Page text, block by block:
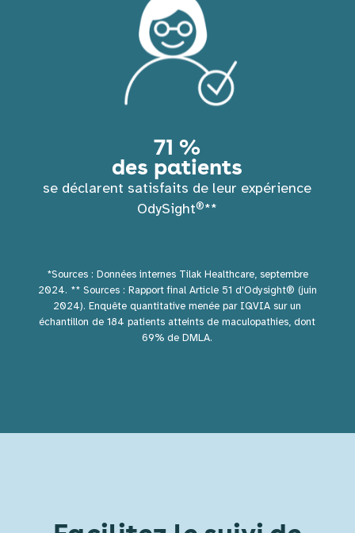
71 %
des patients
se déclarent satisfaits de leur expérience
OdySight®**
*Sources : Données internes Tilak Healthcare, septembre
2024. ** Sources : Rapport final Article 51 d'Odysight® (juin
2024). Enquête quantitative menée par IQVIA sur un
échantillon de 184 patients atteints de maculopathies, dont
69% de DMLA.